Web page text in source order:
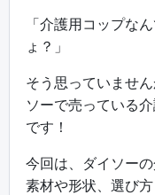
「介護用コップな
ょ？」
そう思っていませ
ソーで売っている
です！
今回は、ダイソー
素材や形状、選び